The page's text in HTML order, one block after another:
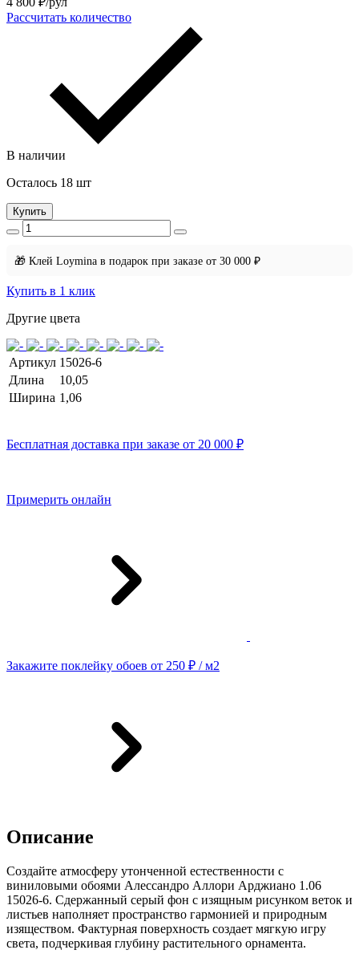
Рассчитать количество
В наличии
Осталось 18 шт
Купить
🎁 Клей Loymina в подарок при заказе от 30 000 ₽
Купить в 1 клик
Другие цвета
Артикул 15026-6
Длина
10,05
Ширина 1,06
Бесплатная доставка при заказе от 20 000 ₽
Примерить онлайн
Закажите поклейку обоев от 250 ₽ / м2
Описание
Создайте атмосферу утонченной естественности с
виниловыми обоями Алессандро Аллори Арджиано 1.06
15026-6. Сдержанный серый фон с изящным рисунком веток и
листьев наполняет пространство гармонией и природным
изяществом. Фактурная поверхность создает мягкую игру
света, подчеркивая глубину растительного орнамента.